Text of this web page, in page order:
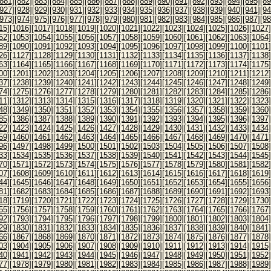
[928] [929] [930] [931] [932] [933] [934] [935] [936] [937] [938] [939] [940] [941] [94
[974] [975] [976] [977] [978] [979] [980] [981] [982] [983] [984] [985] [986] [987] [98
[1016] [1017] [1018] [1019] [1020] [1021] [1022] [1023] [1024] [1025] [1026] [1027]
[1053] [1054] [1055] [1056] [1057] [1058] [1059] [1060] [1061] [1062] [1063] [1064]
[1090] [1091] [1092] [1093] [1094] [1095] [1096] [1097] [1098] [1099] [1100] [1101]
[1127] [1128] [1129] [1130] [1131] [1132] [1133] [1134] [1135] [1136] [1137] [1138]
[1164] [1165] [1166] [1167] [1168] [1169] [1170] [1171] [1172] [1173] [1174] [1175]
[1201] [1202] [1203] [1204] [1205] [1206] [1207] [1208] [1209] [1210] [1211] [1212]
[1238] [1239] [1240] [1241] [1242] [1243] [1244] [1245] [1246] [1247] [1248] [1249]
[1275] [1276] [1277] [1278] [1279] [1280] [1281] [1282] [1283] [1284] [1285] [1286]
[1312] [1313] [1314] [1315] [1316] [1317] [1318] [1319] [1320] [1321] [1322] [1323]
[1349] [1350] [1351] [1352] [1353] [1354] [1355] [1356] [1357] [1358] [1359] [1360]
[1386] [1387] [1388] [1389] [1390] [1391] [1392] [1393] [1394] [1395] [1396] [1397]
[1423] [1424] [1425] [1426] [1427] [1428] [1429] [1430] [1431] [1432] [1433] [1434]
[1460] [1461] [1462] [1463] [1464] [1465] [1466] [1467] [1468] [1469] [1470] [1471]
[1497] [1498] [1499] [1500] [1501] [1502] [1503] [1504] [1505] [1506] [1507] [1508]
[1534] [1535] [1536] [1537] [1538] [1539] [1540] [1541] [1542] [1543] [1544] [1545]
[1571] [1572] [1573] [1574] [1575] [1576] [1577] [1578] [1579] [1580] [1581] [1582]
[1608] [1609] [1610] [1611] [1612] [1613] [1614] [1615] [1616] [1617] [1618] [1619]
[1645] [1646] [1647] [1648] [1649] [1650] [1651] [1652] [1653] [1654] [1655] [1656]
[1682] [1683] [1684] [1685] [1686] [1687] [1688] [1689] [1690] [1691] [1692] [1693]
[1719] [1720] [1721] [1722] [1723] [1724] [1725] [1726] [1727] [1728] [1729] [1730]
[1756] [1757] [1758] [1759] [1760] [1761] [1762] [1763] [1764] [1765] [1766] [1767]
[1793] [1794] [1795] [1796] [1797] [1798] [1799] [1800] [1801] [1802] [1803] [1804]
[1830] [1831] [1832] [1833] [1834] [1835] [1836] [1837] [1838] [1839] [1840] [1841]
[1867] [1868] [1869] [1870] [1871] [1872] [1873] [1874] [1875] [1876] [1877] [1878]
[1904] [1905] [1906] [1907] [1908] [1909] [1910] [1911] [1912] [1913] [1914] [1915]
[1941] [1942] [1943] [1944] [1945] [1946] [1947] [1948] [1949] [1950] [1951] [1952]
[1978] [1979] [1980] [1981] [1982] [1983] [1984] [1985] [1986] [1987] [1988] [1989]